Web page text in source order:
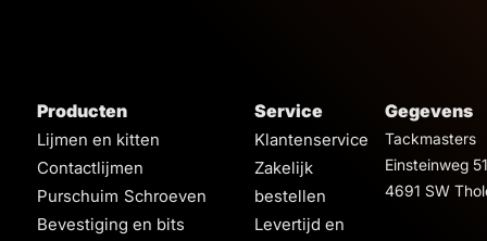
Producten
Lijmen en kitten
Contactlijmen
Purschuim Schroeven
Bevestiging en bits
Service
Klantenservice
Zakelijk
bestellen
Levertijd en
Gegevens
Tackmasters
Einsteinweg 51
4691 SW